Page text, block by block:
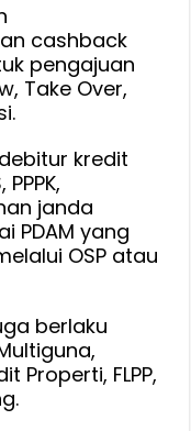
cashback
pengajuan
Take Over,
kredit
janda
PDAM yang
OSP atau
berlaku
Properti, FLPP,